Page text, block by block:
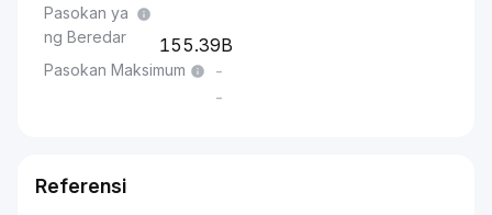
Pasokan ya
ng Beredar
155.39B
Pasokan Maksimum
-
-
Referensi